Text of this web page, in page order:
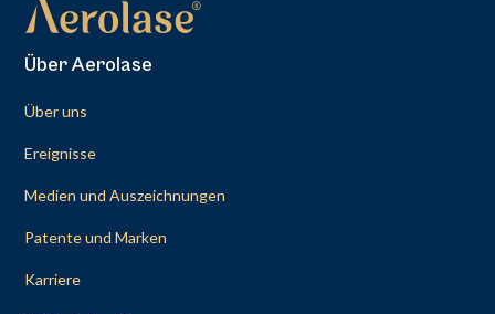
Über Aerolase
Über uns
Ereignisse
Medien und Auszeichnungen
Patente und Marken
Karriere